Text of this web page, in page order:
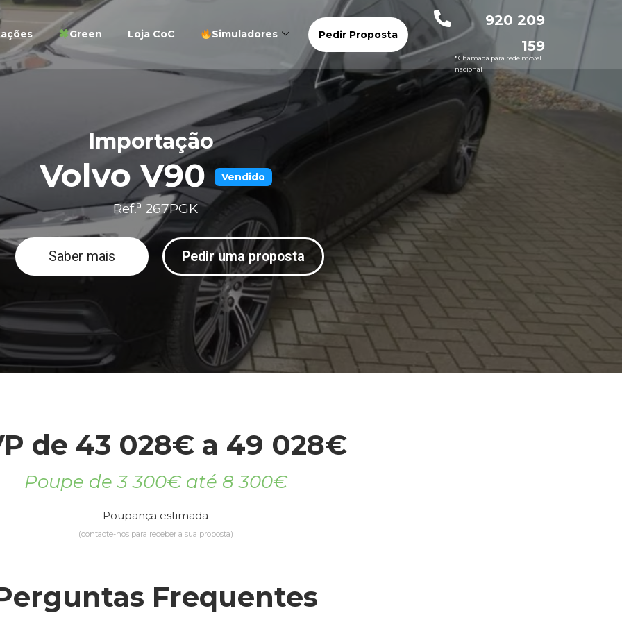
Green Loja CoC Simuladores Pedir Proposta
920 209
159
* Chamada para rede móvel
nacional
Importação
Volvo V90 Vendido
Ref.ª 267PGK
Saber mais Pedir uma proposta
de 43 028€ a 49 028€
Poupe de 3 300€ até 8 300€
Poupança estimada
(contacte-nos para receber a sua proposta)
Frequentes